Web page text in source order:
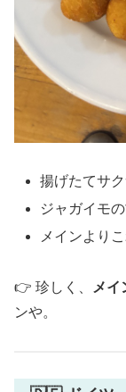
揚げたてサク
ジャガイモ
メインより
👉 珍しく、 メイ
ンや。